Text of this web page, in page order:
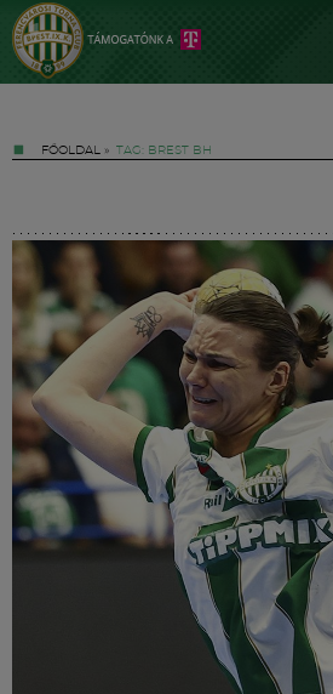
FŐOLDAL » TAG: BREST BH
Jegyek
FM YouTube +
Hírek
Labdarúgás